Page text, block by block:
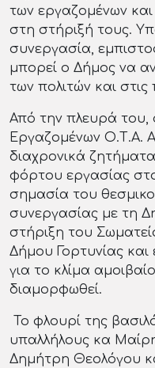
των εργαζομένων
στη στήριξή τους.
συνεργασία,
μπορεί ο Δήμος να
των πολιτών και
Από την πλευρά
Εργαζομένων Ο.Τ.Α.
διαχρονικά
φόρτου εργασίας
σημασία του
συνεργασίας με τη
στήριξη του
Δήμου Γορτυνίας
για το κλίμα
διαμορφωθεί.
Το φλουρί της
υπαλλήλους κα
Δημήτρη Θεολόγου